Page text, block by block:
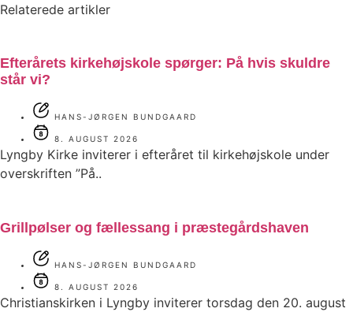
Relaterede artikler
Efterårets kirkehøjskole spørger: På hvis skuldre
står vi?
HANS-JØRGEN BUNDGAARD
8. AUGUST 2026
Lyngby Kirke inviterer i efteråret til kirkehøjskole under
overskriften ”På..
Grillpølser og fællessang i præstegårdshaven
HANS-JØRGEN BUNDGAARD
8. AUGUST 2026
Christianskirken i Lyngby inviterer torsdag den 20. august